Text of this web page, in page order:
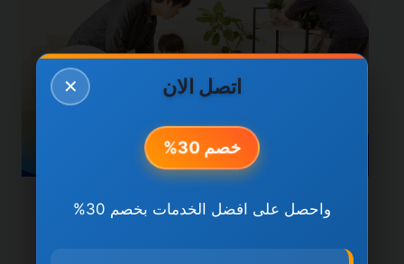
خدمات الشارقة
شركة تنظيف مباني في
✕ اتصل الان
خصم 30%
واحصل على افضل الخدمات بخصم 30%